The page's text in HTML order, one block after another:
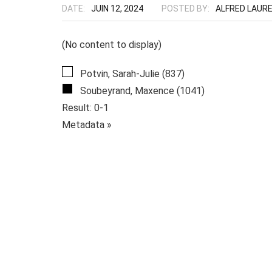
DATE: JUIN 12, 2024 POSTED BY: ALFRED
(No content to display)
Potvin, Sarah-Julie (837)
Soubeyrand, Maxence (1041)
Result: 0-1
Metadata »